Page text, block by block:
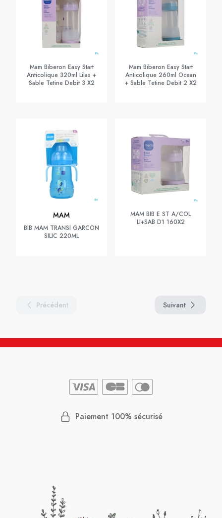
Mam Biberon Easy Start
Anticolique 320ml Lilas +
Sable Tetine Debit 3 X2
Mam Biberon Easy Start
Anticolique 260ml Ocean
+ Sable Tetine Debit 2 X2
MAM
BIB MAM TRANSI GARCON
SILIC 220ML
MAM BIB E ST A/COL
LI+SAB D1 160X2
Précédent Suivant
Paiement 100% sécurisé